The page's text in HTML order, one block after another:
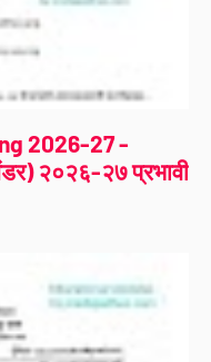
2026-27 -
२०२६-२७ प्रभावी